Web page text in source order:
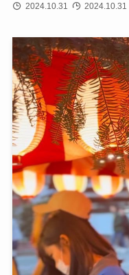
2024.10.31 2024.10.31